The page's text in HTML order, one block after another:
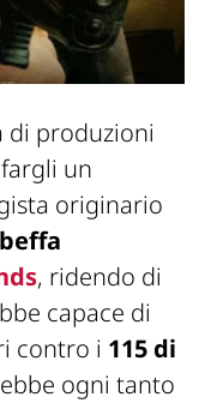
di produzioni
un
originario
, ridendo di
capace di
contro i 115 di
ogni tanto